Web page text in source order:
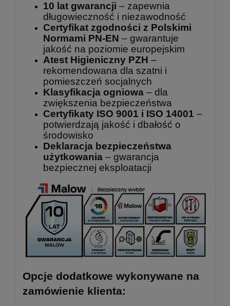
10 lat gwarancji – zapewnia
długowieczność i niezawodność
Certyfikat zgodności z Polskimi
Normami PN-EN – gwarantuje
jakość na poziomie europejskim
Atest Higieniczny PZH –
rekomendowana dla szatni i
pomieszczeń socjalnych
Klasyfikacja ogniowa – dla
zwiększenia bezpieczeństwa
Certyfikaty ISO 9001 i ISO 14001 –
potwierdzają jakość i dbałość o
środowisko
Deklaracja bezpieczeństwa
użytkowania – gwarancja
bezpiecznej eksploatacji
Opcje dodatkowe wykonywane na
zamówienie klienta: